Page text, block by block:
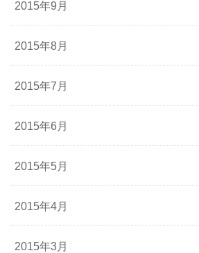
2015年9月
2015年8月
2015年7月
2015年6月
2015年5月
2015年4月
2015年3月